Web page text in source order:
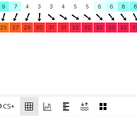
9 7 4 3 3 4 5 5 6 6 8 8
25 27 29 30 31 31 32 32 32 33 32
CS+